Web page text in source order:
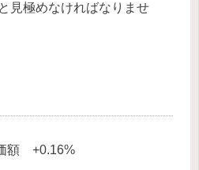
見極めなければなりませ
額 +0.16%